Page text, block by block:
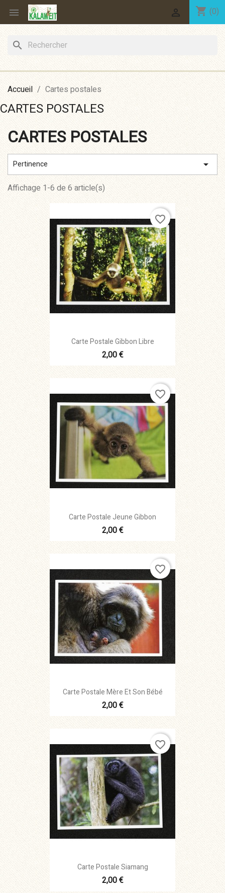
 shopping_cart (0)

search
Accueil Cartes postales
CARTES POSTALES
CARTES POSTALES
Pertinence

Affichage 1-6 de 6 article(s)
Carte Postale Gibbon Libre
2,00 €
favorite_border
Carte Postale Jeune Gibbon
2,00 €
favorite_border
Carte Postale Mère Et Son Bébé
2,00 €
favorite_border
Carte Postale Siamang
2,00 €
favorite_border